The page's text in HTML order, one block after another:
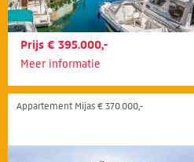
Prijs € 395.000,-
Meer informatie
Appartement Mijas € 370.000,-